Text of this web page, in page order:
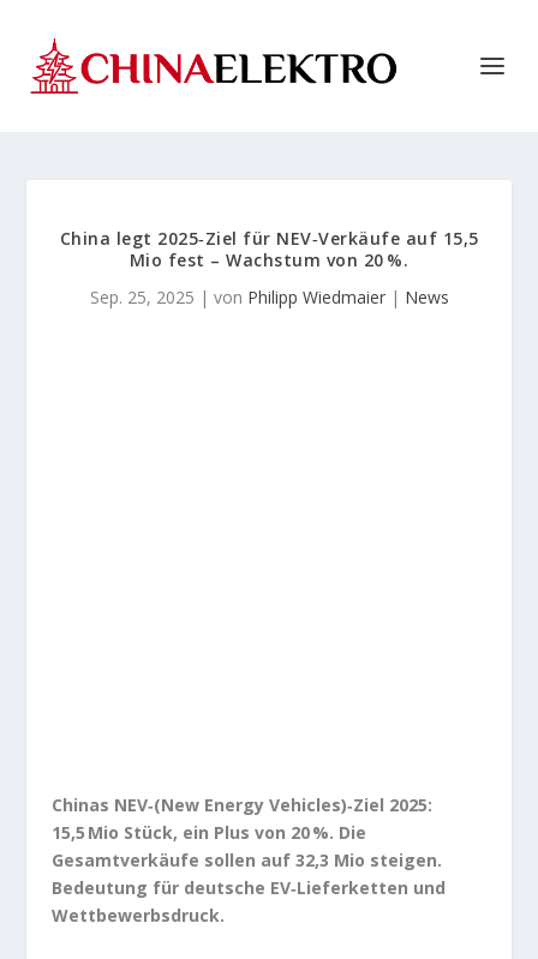
China legt 2025‑Ziel für NEV‑Verkäufe auf 15,5
Mio fest – Wachstum von 20 %.
Sep. 25, 2025 | von Philipp Wiedmaier| News
Chinas NEV‑(New Energy Vehicles)‑Ziel 2025:
15,5 Mio Stück, ein Plus von 20 %. Die
Gesamtverkäufe sollen auf 32,3 Mio steigen.
Bedeutung für deutsche EV‑Lieferketten und
Wettbewerbsdruck.